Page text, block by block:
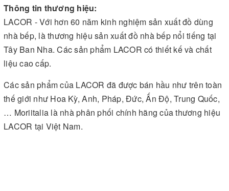
Thông tin thương hiệu:
LACOR - Với hơn 60 năm kinh nghiệm sản xuất đồ dùng
nhà bếp, là thương hiệu sản xuất đồ nhà bếp nổi tiếng tại
Tây Ban Nha. Các sản phẩm LACOR có thiết kế và chất
liệu cao cấp.
Các sản phẩm của LACOR đã được bán hầu như trên toàn
thế giới như Hoa Kỳ, Anh, Pháp, Đức, Ấn Độ, Trung Quốc,
… Moriitalia là nhà phân phối chính hãng của thương hiệu
LACOR tại Việt Nam.